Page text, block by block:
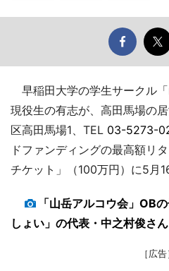
早稲田大学の学生サークル「
現役生の有志が、高田馬場の
区高田馬場1、TEL 03-5273-
ドファンディングの最高額リ
チケット」（100万円）に5月
「山岳アルコウ会」OB
しょい」の代表・中之村俊さん
［広告